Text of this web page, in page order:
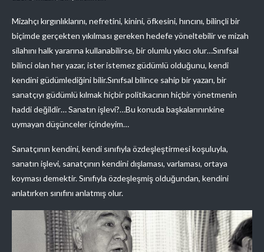
Mizahçı kırgınlıklarını, nefretini, kinini, öfkesini, hıncını, bilinçli bir
biçimde gerçekten yıkılması gereken hedefe yöneltebilir ve mizah
silahını halk yararına kullanabilirse, bir olumlu yıkıcı olur…Sınıfsal
bilinci olan her yazar, ister istemez güdümlü olduğunu, kendi
kendini güdümlediğini bilir.Sınıfsal bilince sahip bir yazarı, bir
sanatçıyı güdümlü kılmak hiçbir politikacının hiçbir yönetmenin
haddi değildir… Sanatın işlevi?…Bu konuda başkalarınınkine
uymayan düşünceler içindeyim…
Sanatçının kendini, kendi sınıfıyla özdeşleştirmesi koşuluyla,
sanatın işlevi, sanatçının kendini dışlaması, varlaması, ortaya
koyması demektir. Sınıfıyla özdeşleşmiş olduğundan, kendini
anlatırken sınıfını anlatmış olur.